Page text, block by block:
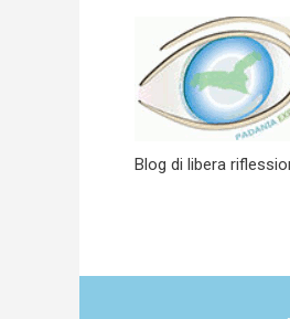
Blog di libera